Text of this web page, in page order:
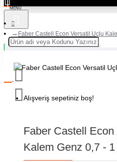
Alışveriş sepetiniz boş!
Faber Castell Econ Versatil Uçlu
Faber Castell
Kalem Genz 0,7 -